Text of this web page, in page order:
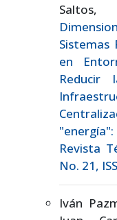
Sistemas
en
Reducir
Revista
No. 21,
Iván